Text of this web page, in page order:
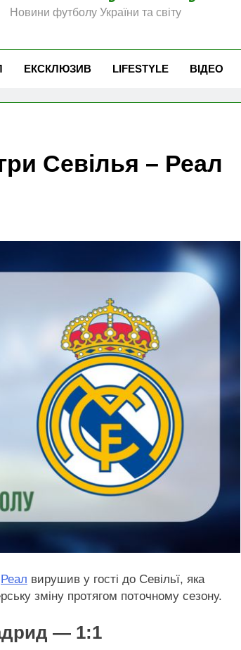
Новини футболу України та світу
ЕКСКЛЮЗИВ LIFESTYLE ВІДЕО
Севілья – Реал
Реал вирушив у гості до Севільї, яка
зміну протягом поточному сезону.
— 1:1